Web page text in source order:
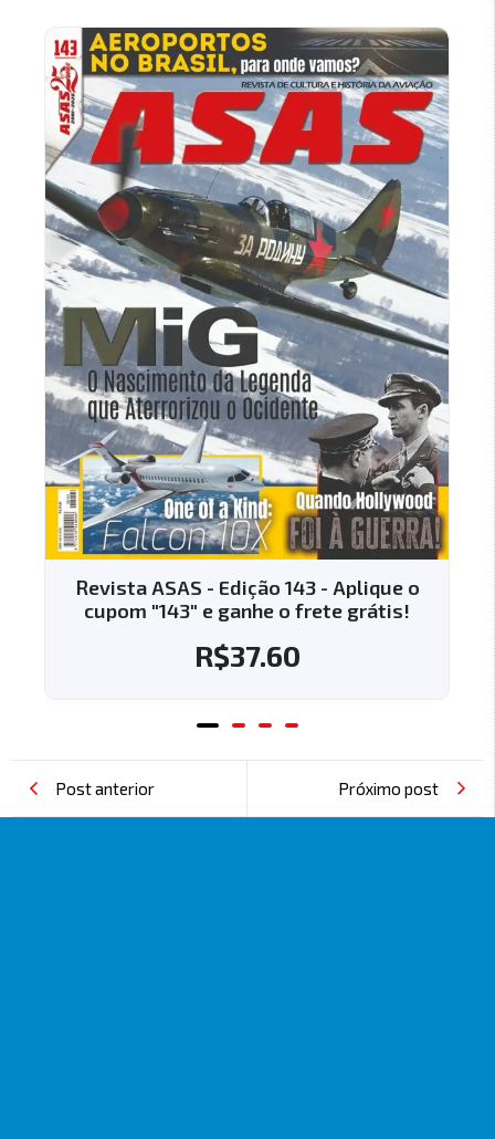
Revista ASAS - Edição 144 - Aplique
cupom "144" e ganhe o frete
R$
Post anterior Próximo post